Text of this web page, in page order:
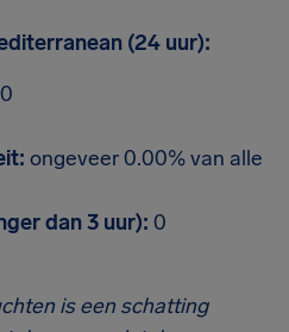
(24 uur):
0
ongeveer 0.00% van alle
dan 3 uur): 0
is een schatting